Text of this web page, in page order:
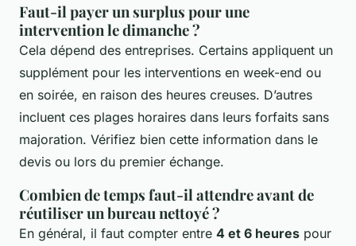
Faut-il payer un surplus pour une
intervention le dimanche ?
Cela dépend des entreprises. Certains appliquent un
supplément pour les interventions en week-end ou
en soirée, en raison des heures creuses. D’autres
incluent ces plages horaires dans leurs forfaits sans
majoration. Vérifiez bien cette information dans le
devis ou lors du premier échange.
Combien de temps faut-il attendre avant de
réutiliser un bureau nettoyé ?
En général, il faut compter entre 4 et 6 heures pour